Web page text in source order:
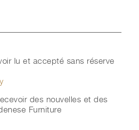
lu et accepté sans réserve
des nouvelles et des
Furniture